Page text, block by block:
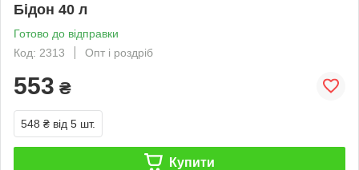
Бідон 40 л
Готово до відправки
Код: 2313
Опт і роздріб
553 ₴
548 ₴ від 5 шт.
Купити